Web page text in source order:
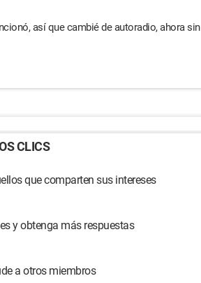
así que cambié de autoradio, ahora sin
CLICS
que comparten sus intereses
y obtenga más respuestas
a otros miembros